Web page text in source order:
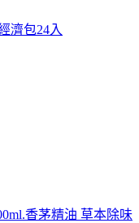
濟包24入
香茅精油 草本除味